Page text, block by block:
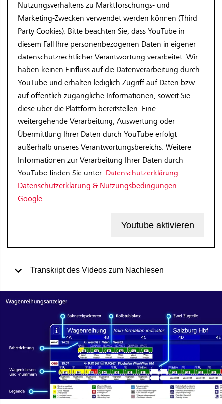
Nutzungsverhaltens zu Marktforschungs- und
Marketing-Zwecken verwendet werden können (Third
Party Cookies). Bitte beachten Sie, dass YouTube in
diesem Fall Ihre personenbezogenen Daten in eigener
datenschutzrechtlicher Verantwortung verarbeitet. Wir
haben keinen Einfluss auf die Datenverarbeitung durch
YouTube und erhalten lediglich Zugriff auf Daten bzw.
auf öffentlich zugängliche Informationen, soweit Sie
diese über die Plattform bereitstellen. Eine
weitergehende Verarbeitung, Auswertung oder
Übermittlung Ihrer Daten durch YouTube erfolgt
außerhalb unseres Verantwortungsbereichs. Weitere
Informationen zur Verarbeitung Ihrer Daten durch
YouTube finden Sie unter: Datenschutzerklärung –
Datenschutzerklärung & Nutzungsbedingungen –
Google.
Youtube aktivieren
Transkript des Videos zum Nachlesen